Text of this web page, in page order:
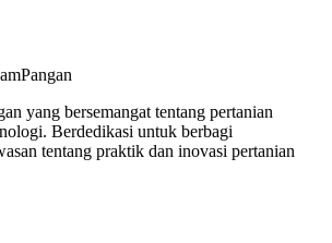
yang bersemangat tentang pertanian
Berdedikasi untuk berbagi
tentang praktik dan inovasi pertanian